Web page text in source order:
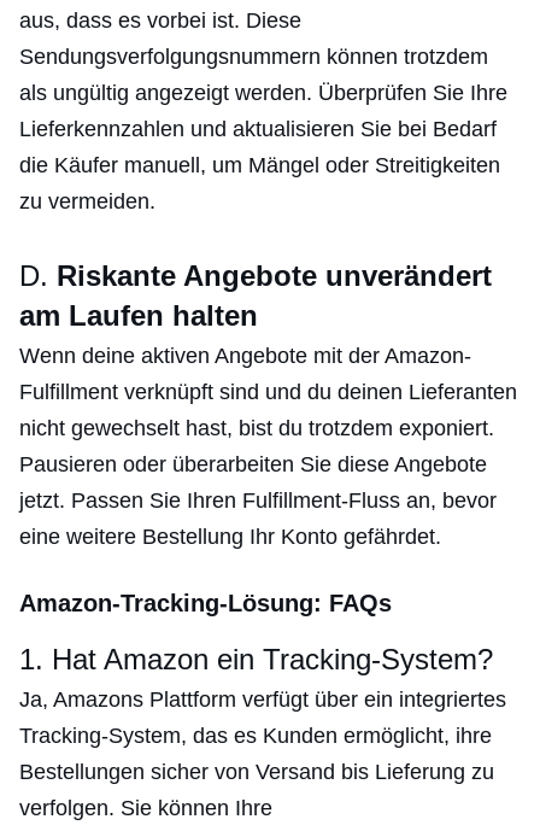
aus, dass es vorbei ist. Diese
Sendungsverfolgungsnummern können trotzdem
als ungültig angezeigt werden. Überprüfen Sie Ihre
Lieferkennzahlen und aktualisieren Sie bei Bedarf
die Käufer manuell, um Mängel oder Streitigkeiten
zu vermeiden.
D. Riskante Angebote unverändert
am Laufen halten
Wenn deine aktiven Angebote mit der Amazon-
Fulfillment verknüpft sind und du deinen Lieferanten
nicht gewechselt hast, bist du trotzdem exponiert.
Pausieren oder überarbeiten Sie diese Angebote
jetzt. Passen Sie Ihren Fulfillment-Fluss an, bevor
eine weitere Bestellung Ihr Konto gefährdet.
Amazon-Tracking-Lösung: FAQs
1. Hat Amazon ein Tracking-System?
Ja, Amazons Plattform verfügt über ein integriertes
Tracking-System, das es Kunden ermöglicht, ihre
Bestellungen sicher von Versand bis Lieferung zu
verfolgen. Sie können Ihre